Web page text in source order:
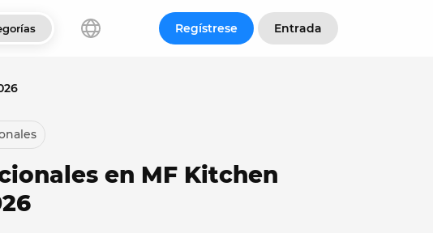
Regístrese Entrada
en MF Kitchen